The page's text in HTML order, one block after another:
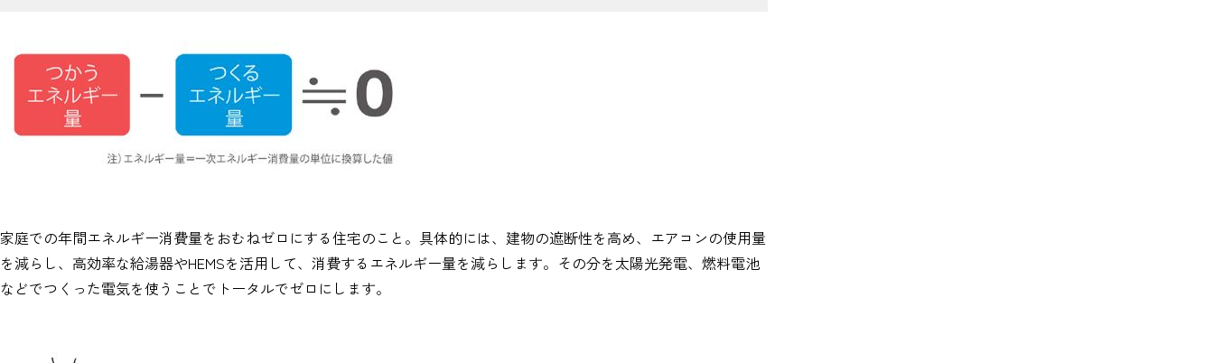
家庭での年間エネルギー消費量をおむねゼロにする住宅のこと。具体的には、建物の遮断性を高め、エアコンの使用量
を減らし、高効率な給湯器やHEMSを活用して、消費するエネルギー量を減らします。その分を太陽光発電、燃料電池
などでつくった電気を使うことでトータルでゼロにします。